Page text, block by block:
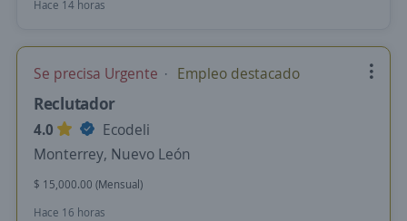
Hace 14 horas
Se precisa Urgente Empleo destacado
Reclutador
4.0
Ecodeli
Monterrey, Nuevo León
$ 15,000.00 (Mensual)
Hace 16 horas